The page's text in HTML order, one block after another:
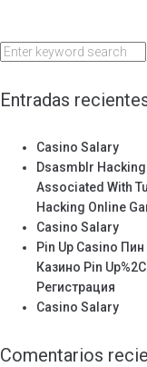
Search
Entradas
Casino Salary
Dsasmblr
Associated With
Hacking Online
Casino Salary
Pin Up Casino
Казино Pin
Регистрация
Casino Salary
Comentarios